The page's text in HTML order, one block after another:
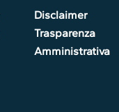
Disclaimer
Trasparenza
Amministrativa